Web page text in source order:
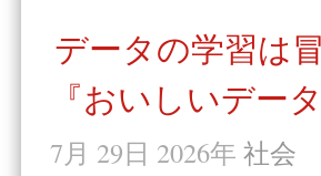
データの学習は
『おいしいデー
7月 29日 2026年 社会